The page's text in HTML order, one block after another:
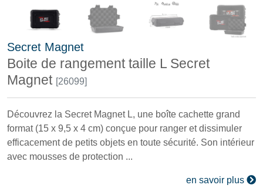
Secret Magnet
Boite de rangement taille L Secret
Magnet [26099]
Découvrez la Secret Magnet L, une boîte cachette grand
format (15 x 9,5 x 4 cm) conçue pour ranger et dissimuler
efficacement de petits objets en toute sécurité. Son intérieur
avec mousses de protection ...
en savoir plus